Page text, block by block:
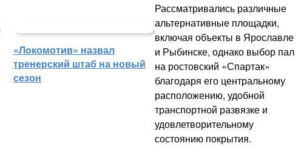
«Локомотив» назвал
тренерский штаб на новый
сезон
Рассматривались различные
альтернативные площадки,
включая объекты в Ярославле
и Рыбинске, однако выбор пал
на ростовский «Спартак»
благодаря его центральному
расположению, удобной
транспортной развязке и
удовлетворительному
состоянию покрытия.